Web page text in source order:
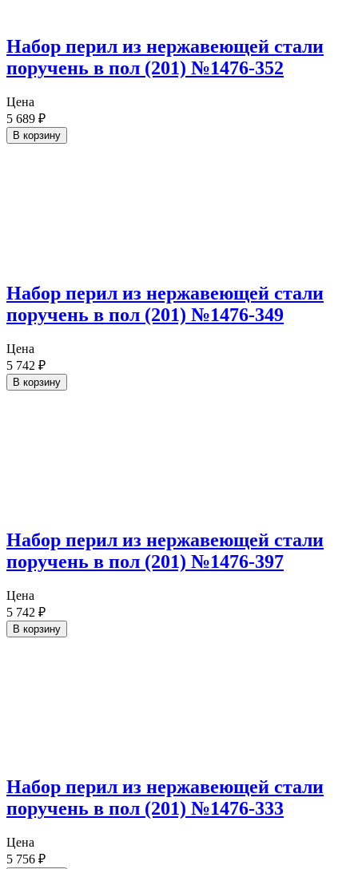
Набор перил из нержавеющей стали
поручень в пол (201) №1476-352
Цена
5 689 ₽
В корзину
Набор перил из нержавеющей стали
поручень в пол (201) №1476-349
Цена
5 742 ₽
В корзину
Набор перил из нержавеющей стали
поручень в пол (201) №1476-397
Цена
5 742 ₽
В корзину
Набор перил из нержавеющей стали
поручень в пол (201) №1476-333
Цена
5 756 ₽